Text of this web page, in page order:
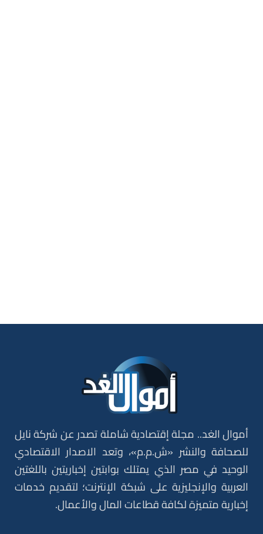
أموال الغد.. مجلة إقتصادية شاملة تصدر عن شركة نايل
للصحافة والنشر «ش.م.م»، وتعد الاصدار الاقتصادي
الوحيد في مصر الذي يمتلك بوابتين إخباريتين باللغتين
العربية والإنجليزية على شبكة الإنترنت؛ لتقديم خدمات
إخبارية متميزة لكافة قطاعات المال والأعمال.